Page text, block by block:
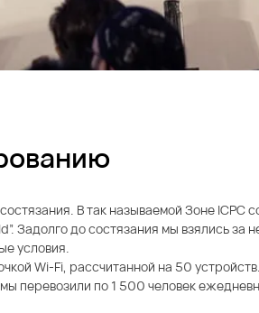
В так называемой Зоне
Задолго до состязания мы взялись
условия.
Wi-Fi, рассчитанной на 50
перевозили по 1 500 человек